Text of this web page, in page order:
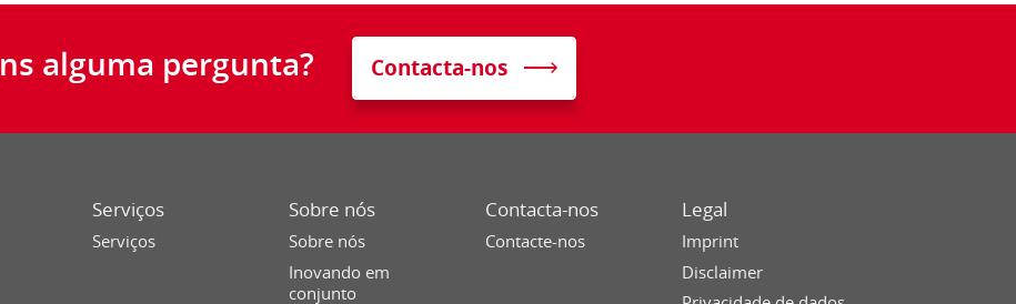
alguma pergunta? Contacta-nos
Serviços
Serviços
Sobre nós
Sobre nós
Inovando em
conjunto
Contacta-nos
Contacte-nos
Legal
Imprint
Disclaimer